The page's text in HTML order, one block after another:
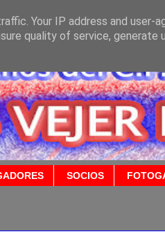
SOCIOS
Your IP address and user-
quality of service, generate